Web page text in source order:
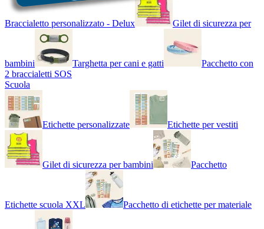
Braccialetto personalizzato - Delux Gilet di sicurezza per
bambini Targhetta per cani e gatti
Pacchetto con
2 braccialetti SOS
Scuola
Etichette personalizzate Etichette per vestiti
Gilet di sicurezza per bambini Pacchetto
Etichette scuola XXL Pacchetto di etichette per materiale